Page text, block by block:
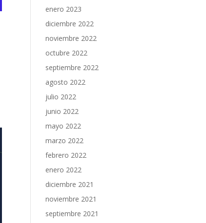
enero 2023
diciembre 2022
noviembre 2022
octubre 2022
septiembre 2022
agosto 2022
julio 2022
junio 2022
mayo 2022
marzo 2022
febrero 2022
enero 2022
diciembre 2021
noviembre 2021
septiembre 2021